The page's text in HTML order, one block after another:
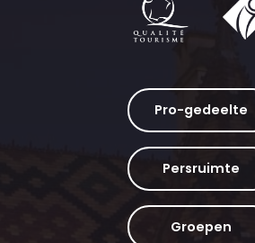
Pro-gedeelte
Persruimte
Groepen